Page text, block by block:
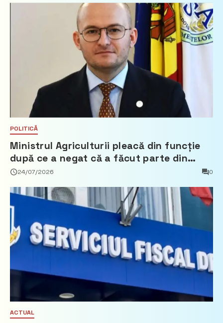
POLITICĂ
Ministrul Agriculturii pleacă din funcție
după ce a negat că a făcut parte din
Partidul Democrat
24/07/2026 0
ACTUAL